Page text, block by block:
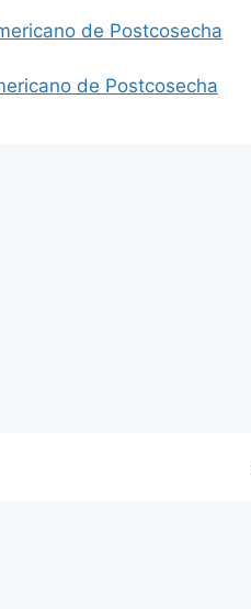
de Postcosecha
de Postcosecha